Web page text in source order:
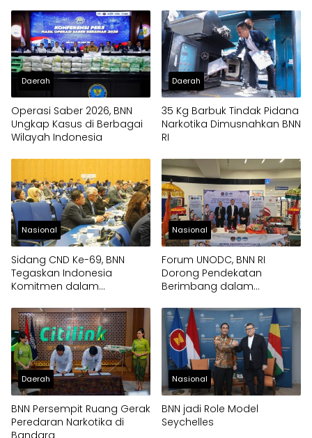
Daerah
Operasi Saber 2026, BNN
Ungkap Kasus di Berbagai
Wilayah Indonesia
Daerah
35 Kg Barbuk Tindak Pidana
Narkotika Dimusnahkan BNN
RI
Nasional
Sidang CND Ke-69, BNN
Tegaskan Indonesia
Komitmen dalam
Nasional
Forum UNODC, BNN RI
Dorong Pendekatan
Berimbang dalam
Daerah
BNN Persempit Ruang Gerak
Peredaran Narkotika di
Bandara
Nasional
BNN jadi Role Model
Seychelles